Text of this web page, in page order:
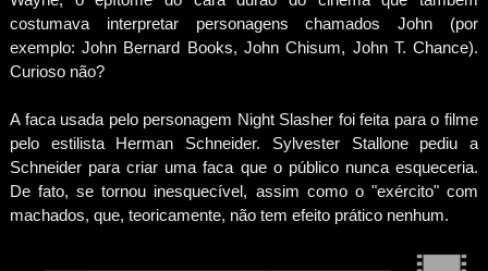
costumava interpretar personagens chamados John (por
exemplo: John Bernard Books, John Chisum, John T. Chance).
Curioso não?
A faca usada pelo personagem Night Slasher foi feita para o filme
pelo estilista Herman Schneider. Sylvester Stallone pediu a
Schneider para criar uma faca que o público nunca esqueceria.
De fato, se tornou inesquecível, assim como o "exército" com
machados, que, teoricamente, não tem efeito prático nenhum.